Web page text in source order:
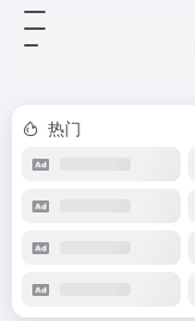
热门